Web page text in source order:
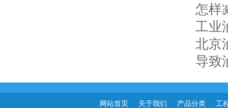
怎样
工业
北京
导致
网站首页 关于我们 产品分类 工